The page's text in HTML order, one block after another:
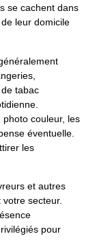
se cachent dans
leur domicile
tabac
couleur, les
éventuelle.
les
et autres
secteur.
pour